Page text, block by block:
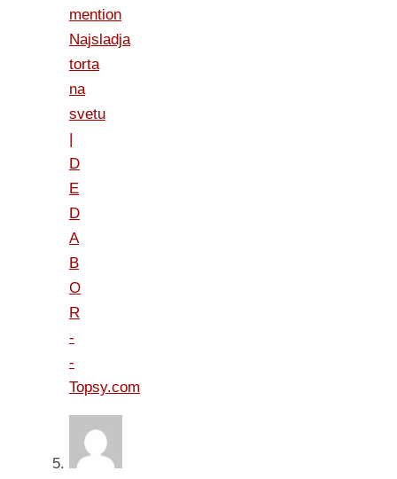
mention
Najsladja
torta
na
svetu
|
D
E
D
A
B
O
R
-
-
Topsy.com